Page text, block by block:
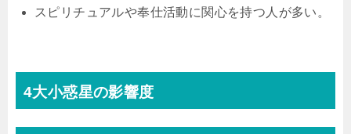
スピリチュアルや奉仕活動に関心を持つ人が多い。
4大小惑星の影響度